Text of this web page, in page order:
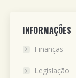
INFORMAÇÕES
Finanças
Legislação